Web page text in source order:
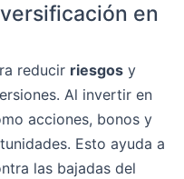
en
reducir riesgos y
Al invertir en
acciones, bonos y
Esto ayuda a
las bajadas del